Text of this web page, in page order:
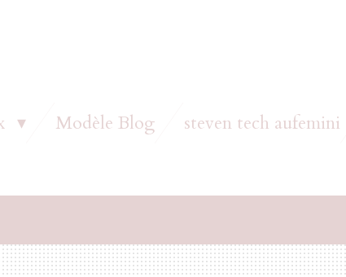
Modèle Blog steven tech aufemini